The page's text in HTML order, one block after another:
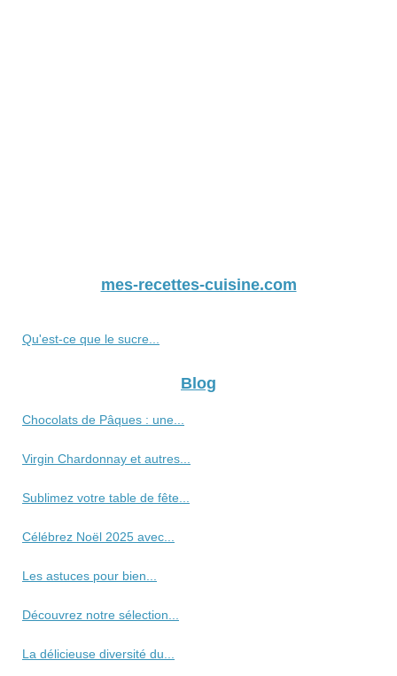
mes-recettes-cuisine.com
Qu'est-ce que le sucre...
Blog
Chocolats de Pâques : une...
Virgin Chardonnay et autres...
Sublimez votre table de fête...
Célébrez Noël 2025 avec...
Les astuces pour bien...
Découvrez notre sélection...
La délicieuse diversité du...